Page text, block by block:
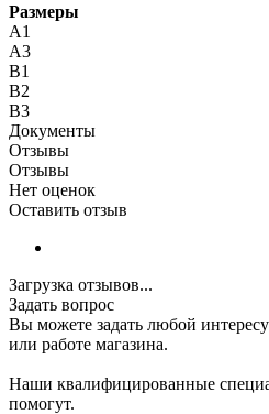
Размеры
А1
А3
В1
В2
В3
Документы
Отзывы
Отзывы
Нет оценок
Оставить отзыв
Загрузка отзывов...
Задать вопрос
Вы можете задать любой
или работе магазина.
Наши квалифицированные
помогут.